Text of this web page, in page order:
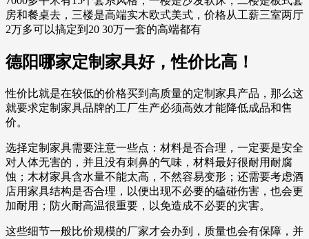
房和餐桌去，三楼是高端实木欧式美式，价格从工薪三室两厅
2万多可以搞定到20 30万一套的高端都有
德阳哪家定制家具好，性价比高！
性价比就是在较低的价格买到高质量的定制家具产品，那么这
就要求定制家具品牌的工厂生产必须高效才能降低成品和售
价。
选择定制家具需要注意一些点：材料是否合理，一定要是安全
对人体无害的，并且没有刺鼻的气味，材料最好很耐用耐腐
蚀；木材家具含水量不能太高，不然容易变形；还需要考虑酒
店用家具结构是否合理，以便出现不必要的磕碰伤害，也会更
加耐用；防火耐高温很重要，以免造成不必要的灾害。
这些细节一般比价规模的厂家才会办到，质量也会有保障，并